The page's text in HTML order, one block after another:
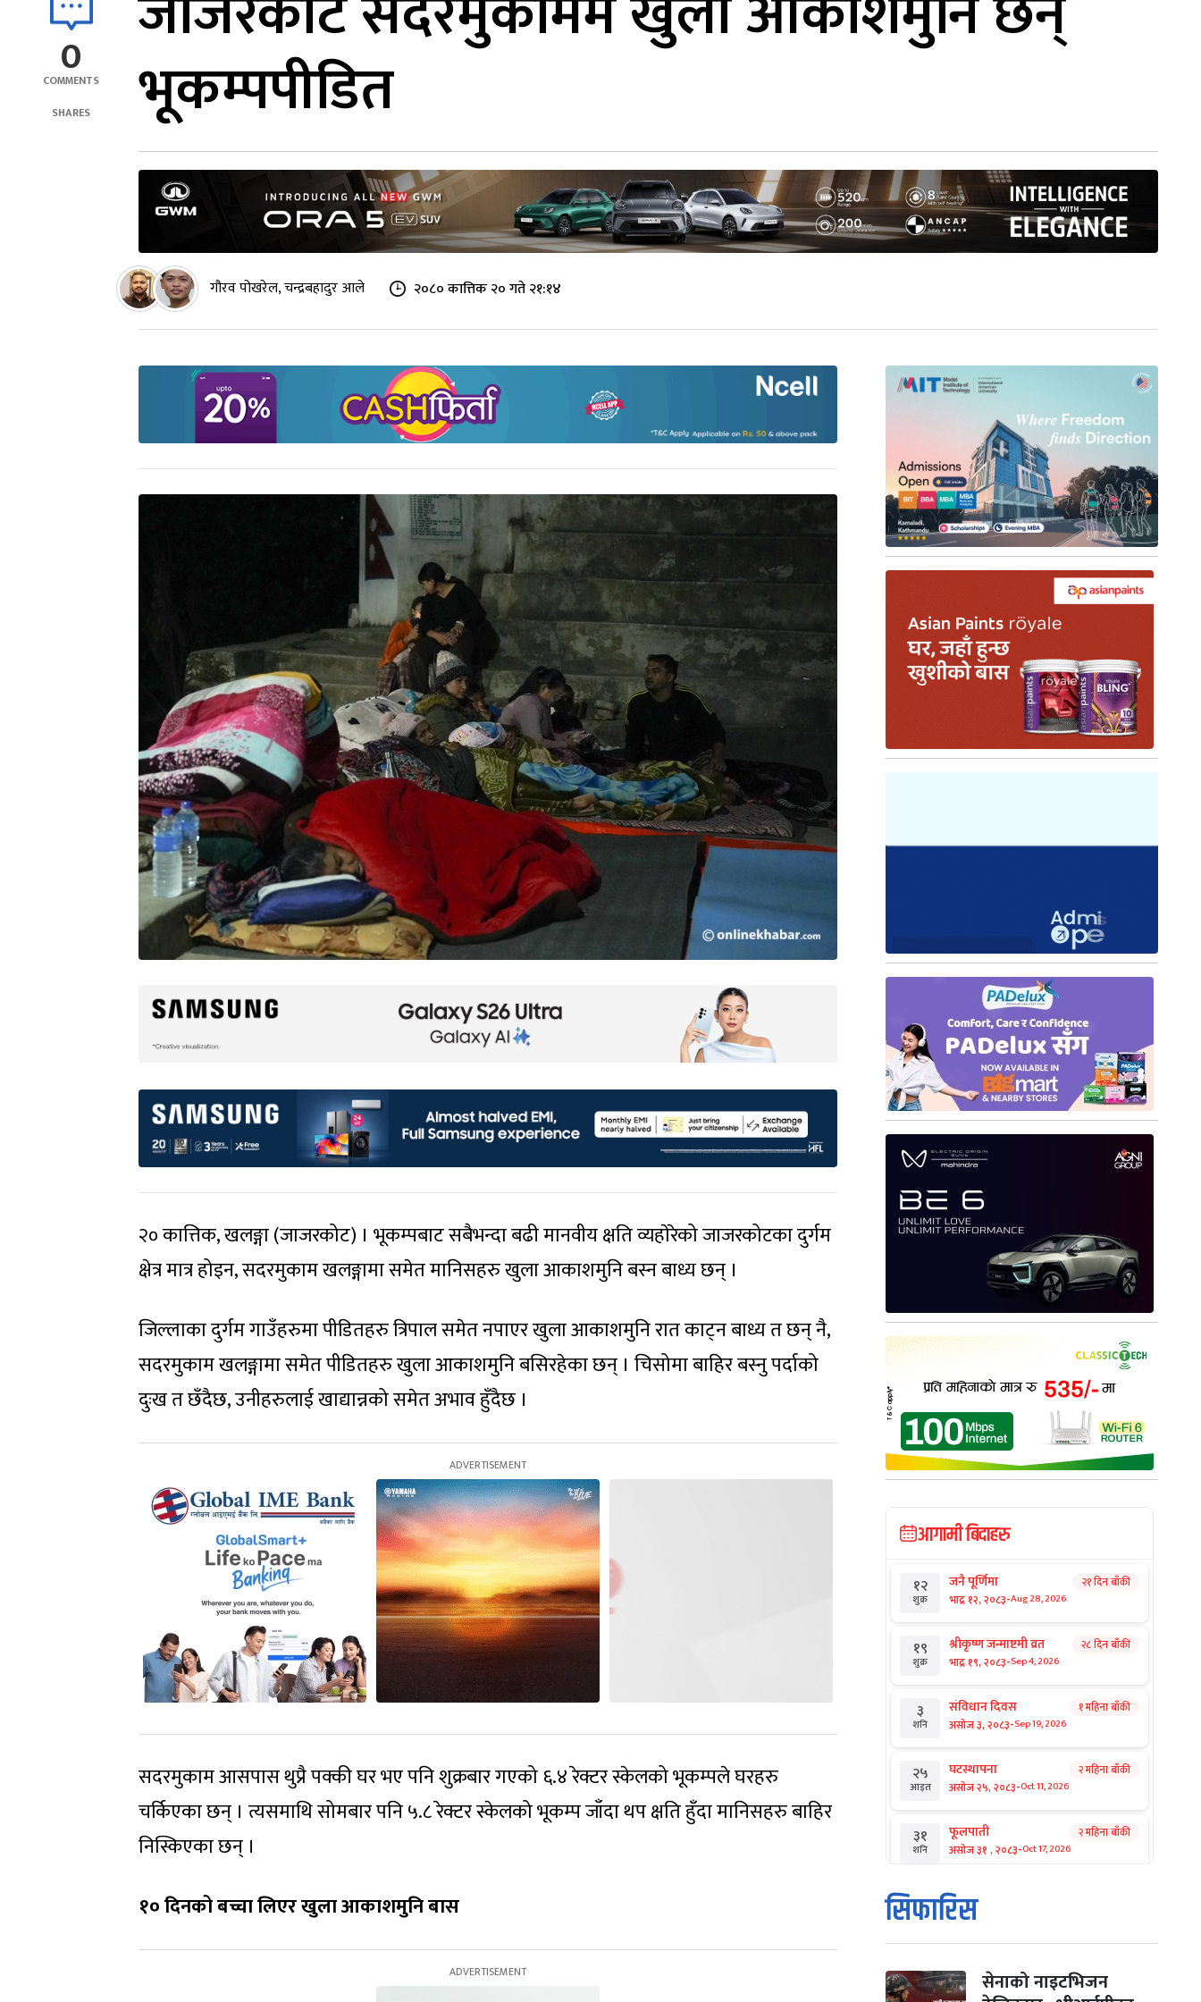
0
COMMENTS
SHARES
भूकम्पपीडित
गौरव पोखरेल, चन्द्रबहादुर आले २०८० कात्तिक २० गते २१:१४
२० कात्तिक, खलङ्गा (जाजरकोट) । भूकम्पबाट सबैभन्दा बढी मानवीय क्षति व्यहाेरेको जाजरकोटका दुर्गम
क्षेत्र मात्र होइन, सदरमुकाम खलङ्गामा समेत मानिसहरु खुला आकाशमुनि बस्न बाध्य छन् ।
जिल्लाका दुर्गम गाउँहरुमा पीडितहरु त्रिपाल समेत नपाएर खुला आकाशमुनि रात काट्न बाध्य त छन् नै,
सदरमुकाम खलङ्गामा समेत पीडितहरु खुला आकाशमुनि बसिरहेका छन् । चिसोमा बाहिर बस्नु पर्दाको
दुःख त छँदैछ, उनीहरुलाई खाद्यान्नको समेत अभाव हुँदैछ ।
सदरमुकाम आसपास थुप्रै पक्की घर भए पनि शुक्रबार गएको ६.४ रेक्टर स्केलको भूकम्पले घरहरु
चर्किएका छन् । त्यसमाथि सोमबार पनि ५.८ रेक्टर स्केलको भूकम्प जाँदा थप क्षति हुँदा मानिसहरु बाहिर
निस्किएका छन् ।
१० दिनको बच्चा लिएर खुला आकाशमुनि बास
आगामी बिदाहरु
१२
शुक्र
जनै पूर्णिमा
भाद्र १२, २०८३-Aug 28, 2026
२१ दिन बाँकी
१९
शुक्र
श्रीकृष्ण जन्माष्टमी व्रत
भाद्र १९, २०८३-Sep 4, 2026
२८ दिन बाँकी
३
शनि
संविधान दिवस
असोज ३, २०८३-Sep 19, 2026
१ महिना बाँकी
२५
आइत
घटस्थापना
असोज २५, २०८३-Oct 11, 2026
२ महिना बाँकी
३१
शनि
फूलपाती
असोज ३१ , २०८३-Oct 17, 2026
२ महिना बाँकी
१
आइत
कार्तिक सङ्क्रान्ति
कार्तिक १, २०८३
मंगल कार्तिक ३, २०८३-Oct 20, 2026
सिफारिस
सेनाको नाइटभिजन